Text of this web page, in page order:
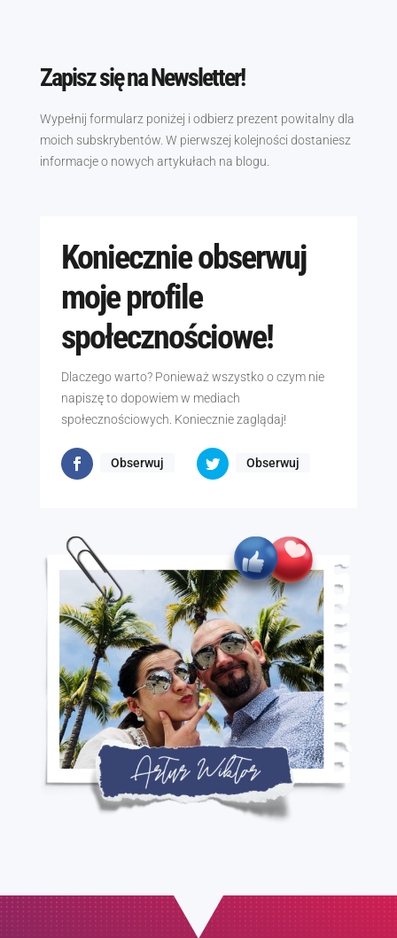
Zapisz się na Newsletter!
Wypełnij formularz poniżej i odbierz prezent powitalny dla
moich subskrybentów. W pierwszej kolejności dostaniesz
informacje o nowych artykułach na blogu.
Koniecznie obserwuj
moje profile
społecznościowe!
Dlaczego warto? Ponieważ wszystko o czym nie
napiszę to dopowiem w mediach
społecznościowych. Koniecznie zaglądaj!
Obserwuj Obserwuj